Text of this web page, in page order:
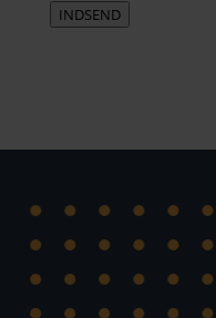
INDSEND